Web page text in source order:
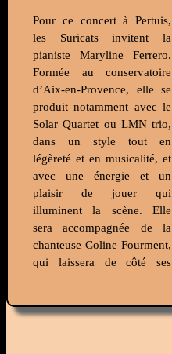
Pour ce concert à Pertuis,
les Suricats invitent la
pianiste Maryline Ferrero.
Formée au conservatoire
d’Aix-en-Provence, elle se
produit notamment avec le
Solar Quartet ou LMN trio,
dans un style tout en
légèreté et en musicalité, et
avec une énergie et un
plaisir de jouer qui
illuminent la scène. Elle
sera accompagnée de la
chanteuse Coline Fourment,
qui laissera de côté ses